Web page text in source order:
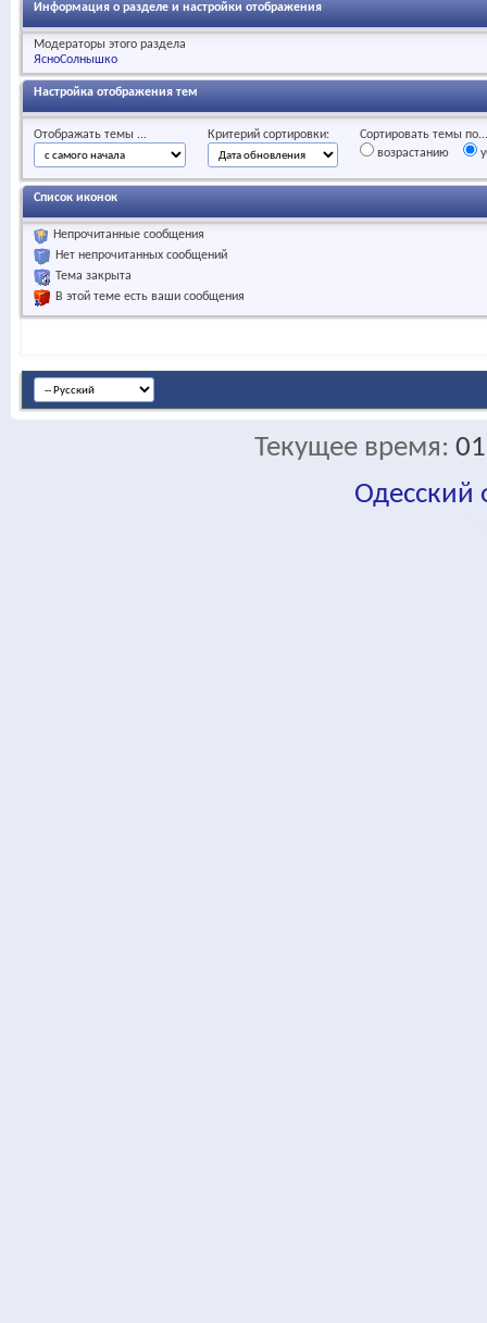
Информация о разделе и настройки отображения
Модераторы этого раздела
ЯсноСолнышко
Настройка отображения тем
Отображать темы ... Критерий сортировки:
Сортировать темы по...
возрастанию
Список иконок
Непрочитанные сообщения
Нет непрочитанных сообщений
Тема закрыта
В этой теме есть ваши сообщения
Текущее время:
Одесский